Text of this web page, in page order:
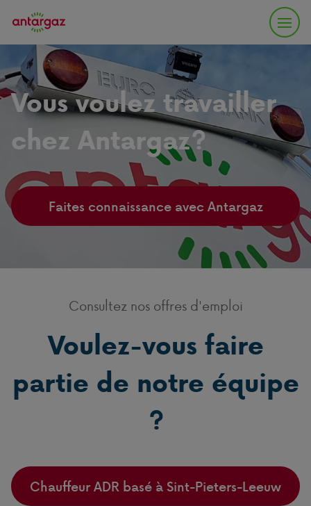
Vous voulez travailler
chez Antargaz?
Faites connaissance avec Antargaz
Consultez nos offres d'emploi
Voulez-vous faire
partie de notre équipe
?
Chauffeur ADR basé à Sint-Pieters-Leeuw